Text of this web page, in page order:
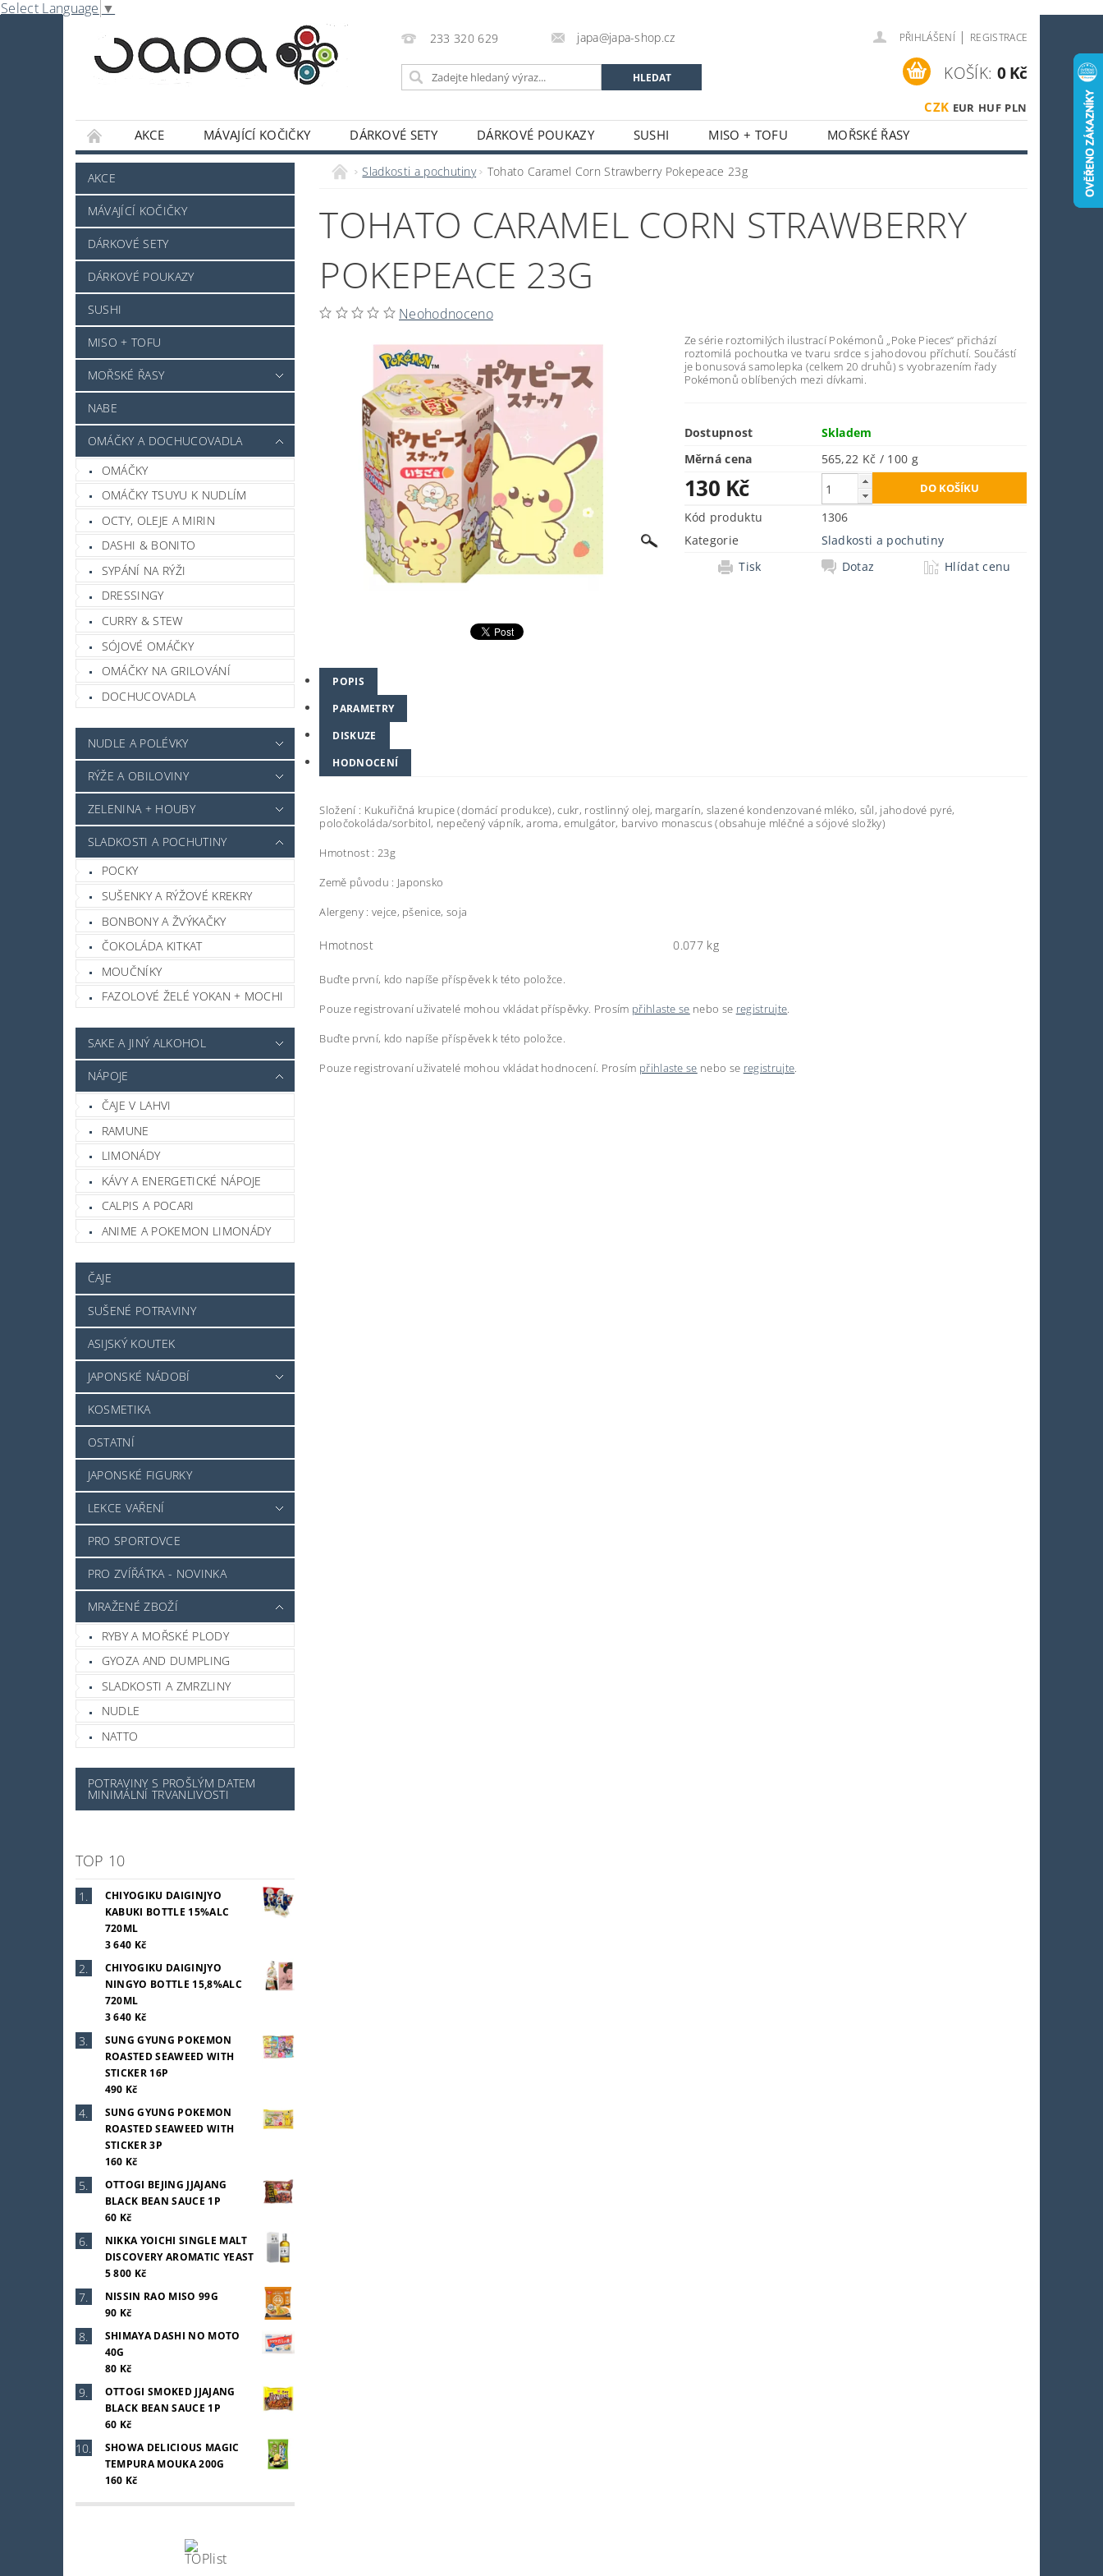
Select Language ▼
233 320 629 japa@japa-shop.cz PŘIHLÁŠENÍ | REGISTRACE
CZK EUR HUF PLN
KOŠÍK: 0 Kč
AKCE MÁVAJÍCÍ KOČIČKY DÁRKOVÉ SETY DÁRKOVÉ POUKAZY SUSHI MISO + TOFU
MOŘSKÉ ŘASY
NABE
OMÁČKY A DOCHUCOVADLA NUDLE A POLÉVKY RÝŽE A OBILOVINY
ZELENINA + HOUBY
SLADKOSTI A POCHUTINY
SAKE A JINÝ ALKOHOL
JAPONSKÉ NÁDOBÍ
KOSMETIKA OSTATNÍ JAPONSKÉ FIGURKY LEKCE VAŘENÍ
PRO SPORTOVCE
PRO ZVÍŘÁTKA - NOVINKA
NAPIŠTE NÁM
DOPRAVA A PLATBY
AKCE
MÁVAJÍCÍ KOČIČKY
DÁRKOVÉ SETY
DÁRKOVÉ POUKAZY
SUSHI
MISO + TOFU
MOŘSKÉ ŘASY
NABE
OMÁČKY A DOCHUCOVADLA
OMÁČKY
OMÁČKY TSUYU K NUDLÍM
OCTY, OLEJE A MIRIN
DASHI & BONITO
SYPÁNÍ NA RÝŽI
DRESSINGY
CURRY & STEW
SÓJOVÉ OMÁČKY
OMÁČKY NA GRILOVÁNÍ
DOCHUCOVADLA
NUDLE A POLÉVKY
RÝŽE A OBILOVINY
ZELENINA + HOUBY
SLADKOSTI A POCHUTINY
POCKY
SUŠENKY A RÝŽOVÉ KREKRY
BONBONY A ŽVÝKAČKY
ČOKOLÁDA KITKAT
MOUČNÍKY
FAZOLOVÉ ŽELÉ YOKAN + MOCHI
SAKE A JINÝ ALKOHOL
NÁPOJE
ČAJE V LAHVI
RAMUNE
LIMONÁDY
KÁVY A ENERGETICKÉ NÁPOJE
CALPIS A POCARI
ANIME A POKEMON LIMONÁDY
ČAJE
SUŠENÉ POTRAVINY
ASIJSKÝ KOUTEK
JAPONSKÉ NÁDOBÍ
KOSMETIKA
OSTATNÍ
JAPONSKÉ FIGURKY
LEKCE VAŘENÍ
PRO SPORTOVCE
PRO ZVÍŘÁTKA - NOVINKA
MRAŽENÉ ZBOŽÍ
RYBY A MOŘSKÉ PLODY
GYOZA AND DUMPLING
SLADKOSTI A ZMRZLINY
NUDLE
NATTO
POTRAVINY S PROŠLÝM DATEM
MINIMÁLNÍ TRVANLIVOSTI
TOP 10
CHIYOGIKU DAIGINJYO
KABUKI BOTTLE 15%ALC
720ML
3 640 Kč
CHIYOGIKU DAIGINJYO
NINGYO BOTTLE 15,8%ALC
720ML
3 640 Kč
SUNG GYUNG POKEMON
ROASTED SEAWEED WITH
STICKER 16P
490 Kč
SUNG GYUNG POKEMON
ROASTED SEAWEED WITH
STICKER 3P
160 Kč
OTTOGI BEJING JJAJANG
BLACK BEAN SAUCE 1P
60 Kč
NIKKA YOICHI SINGLE MALT
DISCOVERY AROMATIC YEAST
5 800 Kč
NISSIN RAO MISO 99G
90 Kč
SHIMAYA DASHI NO MOTO
40G
80 Kč
OTTOGI SMOKED JJAJANG
BLACK BEAN SAUCE 1P
60 Kč
SHOWA DELICIOUS MAGIC
TEMPURA MOUKA 200G
160 Kč
Sladkosti a pochutiny Tohato Caramel Corn Strawberry Pokepeace 23g
TOHATO CARAMEL CORN STRAWBERRY
POKEPEACE 23G
Neohodnoceno
Ze série roztomilých ilustrací Pokémonů „Poke Pieces“ přichází
roztomilá pochoutka ve tvaru srdce s jahodovou příchutí. Součástí
je bonusová samolepka (celkem 20 druhů) s vyobrazením řady
Pokémonů oblíbených mezi dívkami.
Dostupnost
Skladem
Měrná cena
565,22 Kč / 100 g
130 Kč
Kód produktu
1306
Kategorie
Sladkosti a pochutiny
Tisk
Dotaz Hlídat cenu
POPIS
PARAMETRY
DISKUZE
HODNOCENÍ
Složení : Kukuřičná krupice (domácí produkce), cukr, rostlinný olej, margarín, slazené kondenzované mléko, sůl, jahodové pyré,
poločokoláda/sorbitol, nepečený vápník, aroma, emulgátor, barvivo monascus (obsahuje mléčné a sójové složky)
Hmotnost : 23g
Země původu : Japonsko
Alergeny : vejce, pšenice, soja
Hmotnost 0.077 kg
Buďte první, kdo napíše příspěvek k této položce.
Pouze registrovaní uživatelé mohou vkládat příspěvky. Prosím přihlaste se nebo se registrujte.
Buďte první, kdo napíše příspěvek k této položce.
Pouze registrovaní uživatelé mohou vkládat hodnocení. Prosím přihlaste se nebo se registrujte.